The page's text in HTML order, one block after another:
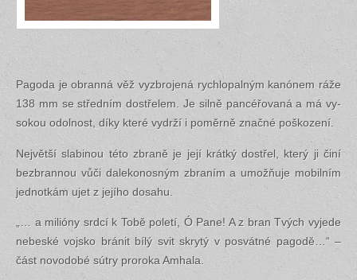
Pa­go­da je obran­ná věž vy­zbro­je­ná rych­lo­pal­ným kanónem ráže
138 mm se střed­ním do­stře­lem. Je silně pan­cé­řo­va­ná a má vy­
so­kou odol­nost, díky které vy­dr­ží i po­měr­ně znač­né po­ško­ze­ní.
Nej­vět­ší sla­bi­nou této zbra­ně je její krát­ký do­střel, který ji činí
bez­bran­nou vůči da­le­ko­nos­ným zbra­ním a umožňuje mo­bil­ním
jed­notkám ujet z je­jí­ho do­sa­hu.
„… a milióny srdcí k Tobě po­le­tí, Ó Pane! A z bran Tvých vy­je­de
ne­bes­ké voj­sko brá­nit bílý svit skry­tý v po­svát­né pa­go­dě…“ –
část no­vo­do­bé sútry pro­ro­ka Amha­la.